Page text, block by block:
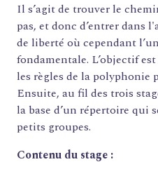
Il s’agit de trouver le
pas, et donc d’entrer dans
de liberté où cependant
fondamentale. L’objectif
les règles de la polyphonie
Ensuite, au fil des trois
la base d’un répertoire qui
petits groupes.
Contenu du stage :
FORMATIONS
ATELIERS
RENCONTRES
ACCOMPAGNEMENT
RESSOURCES